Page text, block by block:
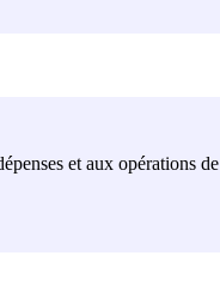
et aux opérations de